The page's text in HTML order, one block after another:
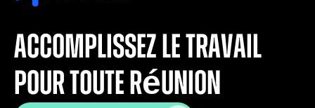
accomplissez le travail
pour toute réunion